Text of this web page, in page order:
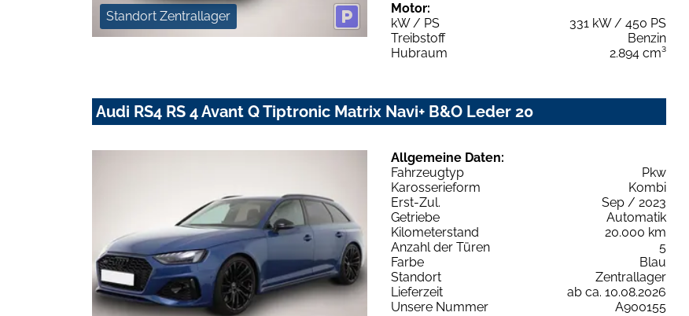
Standort Zentrallager
Motor:
kW / PS
331 kW / 450 PS
Treibstoff
Benzin
Hubraum
2.894 cm³
Audi RS4 RS 4 Avant Q Tiptronic Matrix Navi+ B&O Leder 20
Allgemeine Daten:
Fahrzeugtyp
Pkw
Karosserieform
Kombi
Erst-Zul.
Sep / 2023
Getriebe
Automatik
Kilometerstand
20.000 km
Anzahl der Türen
5
Farbe
Blau
Standort
Zentrallager
Lieferzeit
ab ca. 10.08.2026
Unsere Nummer
A900155